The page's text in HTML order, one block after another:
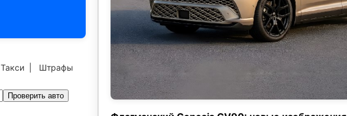
Такси| Штрафы
Проверить авто